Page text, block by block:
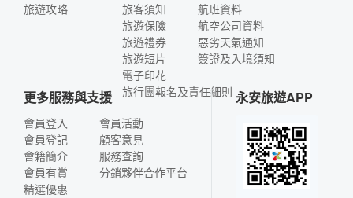
旅遊攻略
旅客須知
旅遊保險
旅遊禮券
旅遊短片
電子印花
航班資料
航空公司資料
惡劣天氣通知
簽證及入境須知
旅行團報名及責任細則
更多服務與支援
會員登入
會員登記
會籍簡介
會員有賞
精選優惠
會員活動
顧客意見
服務查詢
分銷夥伴合作平台
永安旅遊APP